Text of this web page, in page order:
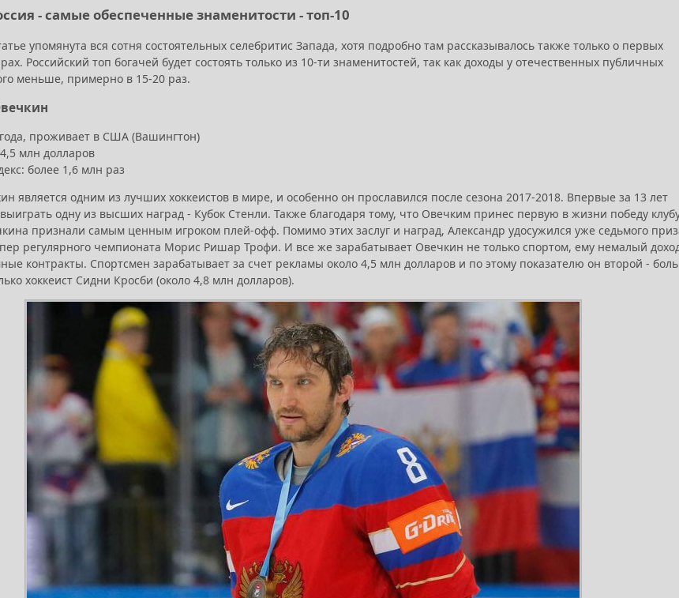
- самые обеспеченные знаменитости - топ-10
упомянута вся сотня состоятельных селебритис Запада, хотя подробно там рассказывалось также только о первых
Российский топ богачей будет состоять только из 10-ти знаменитостей, так как доходы у отечественных публичных
меньше, примерно в 15-20 раз.
года, проживает в США (Вашингтон)
млн долларов
более 1,6 млн раз
является одним из лучших хоккеистов в мире, и особенно он прославился после сезона 2017-2018. Впервые за 13 лет
одну из высших наград - Кубок Стенли. Также благодаря тому, что Овечким принес первую в жизни победу
признали самым ценным игроком плей-офф. Помимо этих заслуг и наград, Александр удосужился уже седьмого
регулярного чемпионата Морис Ришар Трофи. И все же зарабатывает Овечкин не только спортом, ему немалый
контракты. Спортсмен зарабатывает за счет рекламы около 4,5 млн долларов и по этому показателю он второй -
хоккеист Сидни Кросби (около 4,8 млн долларов).